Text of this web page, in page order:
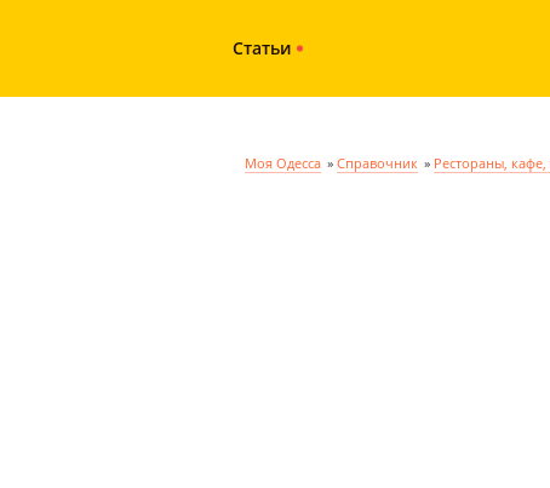
Статьи
Моя Одесса » Справочник » Рестораны,